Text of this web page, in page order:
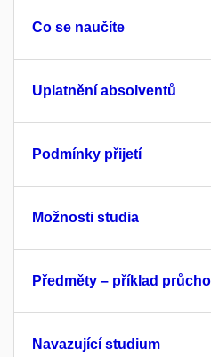
Co se naučíte
Uplatnění absolventů
Podmínky přijetí
Možnosti studia
Předměty – příklad
Navazující studium